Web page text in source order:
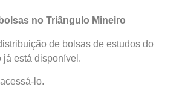
no Triângulo Mineiro
de bolsas de estudos do
já está disponível.
lo.